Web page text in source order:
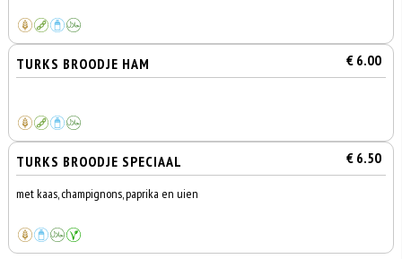
TURKS BROODJE HAM € 6.00
TURKS BROODJE SPECIAAL € 6.50
met kaas, champignons, paprika en uien